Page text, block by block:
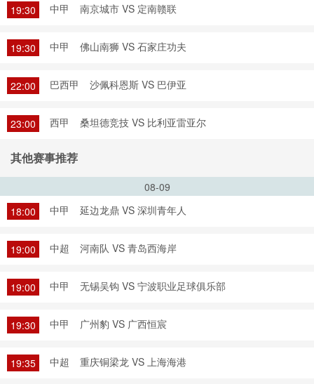
19:30 中甲 南京城市 VS 定南赣联
19:30 中甲 佛山南狮 VS 石家庄功夫
22:00 巴西甲 沙佩科恩斯 VS 巴伊亚
23:00 西甲 桑坦德竞技 VS 比利亚雷亚尔
其他赛事推荐
08-09
18:00
中甲 延边龙鼎 VS 深圳青年人
19:00 中超 河南队 VS 青岛西海岸
19:00 中甲 无锡吴钩 VS 宁波职业足球俱乐部
19:30 中甲 广州豹 VS 广西恒宸
19:35 中超 重庆铜梁龙 VS 上海海港